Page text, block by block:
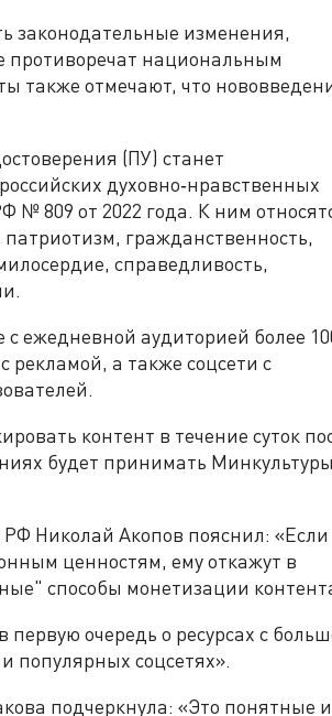
законодательные изменения,
национальным
также отмечают, что
(ПУ) станет
духовно‑нравственных
№ 809 от 2022 года. К ним
гражданственность,
справедливость,
ежедневной аудиторией более
рекламой, а также соцсети с
контент в течение суток
будет принимать
Николай Акопов пояснил: «Если
ценностям, ему откажут в
способы монетизации
очередь о ресурсах с
популярных соцсетях».
подчеркнула: «Это понятные и